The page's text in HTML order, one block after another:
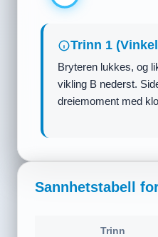
Trinn 3
Rotoren passerer
strømmen i
oppleve et positivt
Sannhetstabell
Trinn